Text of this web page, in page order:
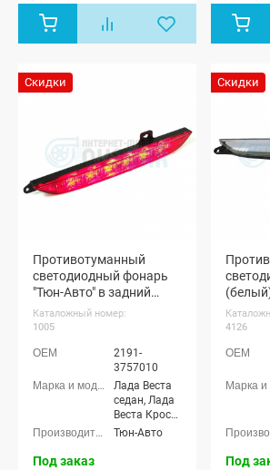
Скидки
Противотуманный
светодиодный фонарь
"Тюн-Авто" в задний
бампер Лада Гранта
лифтбек, Гранта ФЛ
Каталожный номер:
1005
2191-
3757010
Лада Веста
седан, Лада
Веста Кросс
седан, Лада
Тюн-Авто
Под заказ
Скидки
бампер
4126
Под